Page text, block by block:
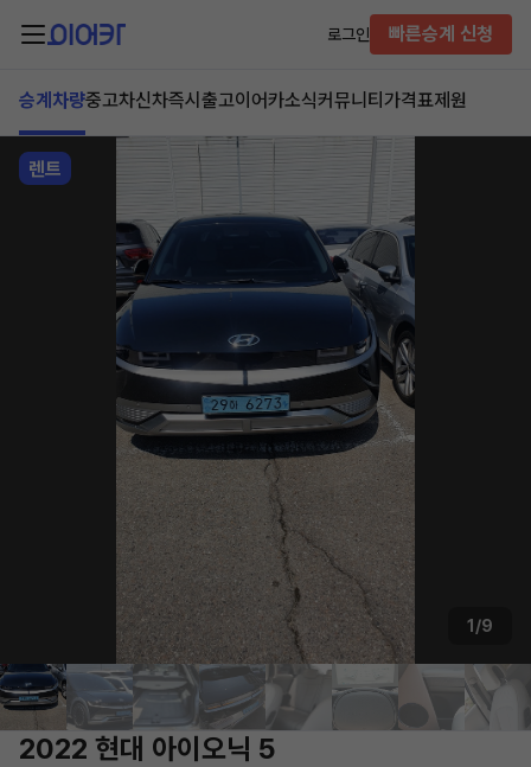
로그인 빠른승계 신청
승계차량중고차신차즉시출고이어카소식커뮤니티 가격표제원
렌트
1/9
2022 현대 아이오닉 5